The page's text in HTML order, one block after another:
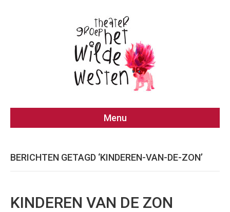
Menu
BERICHTEN GETAGD ‘KINDEREN-VAN-DE-ZON’
KINDEREN VAN DE ZON